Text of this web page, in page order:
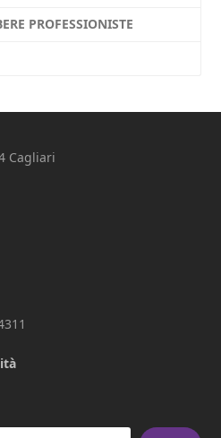
PROFESSIONISTE
Cagliari